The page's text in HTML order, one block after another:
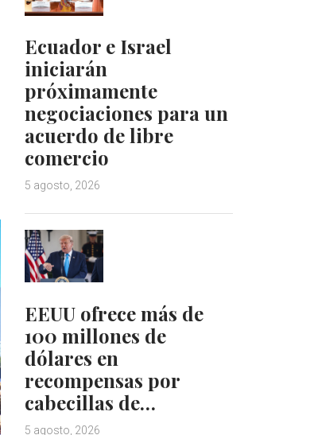
Ecuador e Israel
iniciarán
próximamente
negociaciones para un
acuerdo de libre
comercio
5 agosto, 2026
EEUU ofrece más de
100 millones de
dólares en
recompensas por
cabecillas de…
5 agosto, 2026